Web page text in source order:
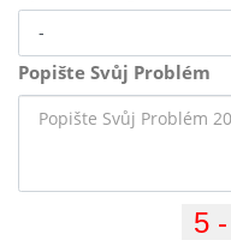
Popište Svůj Problém